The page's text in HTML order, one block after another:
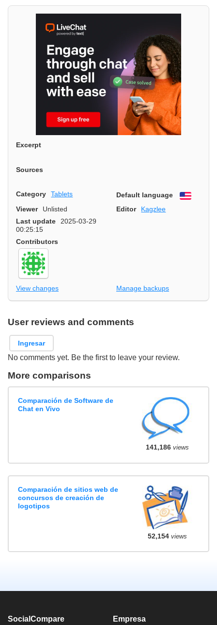
Excerpt
Sources
Category Tablets Default language
English
Viewer
Unlisted Editor
Kagzlee
Last update
2025-03-29
00:25:15
Contributors
View changes Manage backups
User reviews and comments
Ingresar
No comments yet. Be the first to leave your review.
More comparisons
Comparación de Software de
Chat en Vivo
141,186views
Comparación de sitios web de
concursos de creación de
logotipos
52,154views
SocialCompare Empresa